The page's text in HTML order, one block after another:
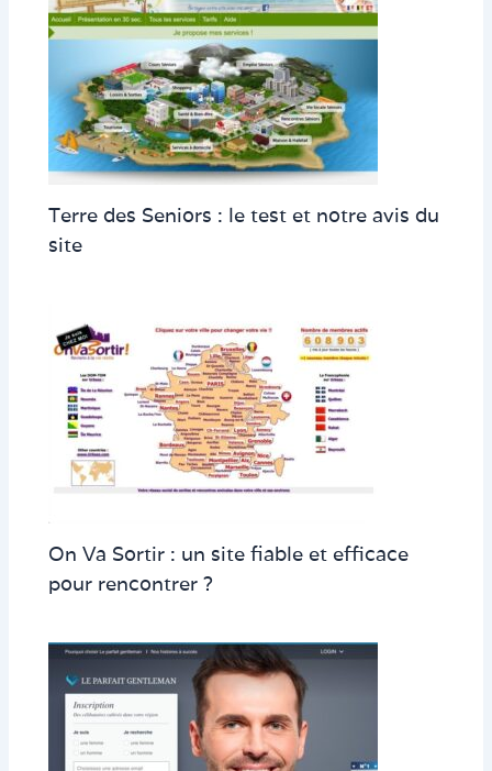
Terre des Seniors : le test et notre avis du
site
On Va Sortir : un site fiable et efficace
pour rencontrer ?